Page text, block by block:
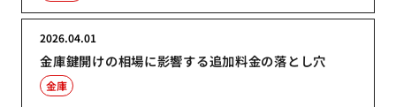
金庫鍵開けの相場に影響する追加料金の落とし穴
2026.04.01
金庫